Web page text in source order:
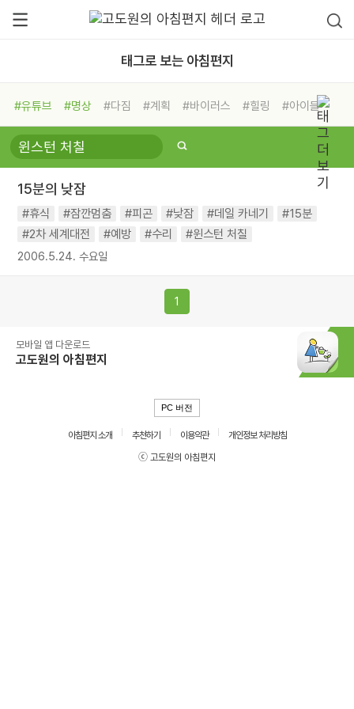
태그로 보는 아침편지
#유튜브 #명상 #다짐 #계획 #바이러스 #힐링
#아이들
#비전캠프
#독서캠프 #삶
#희망
#나눔 #친구 #링컨학교
#독서
#건강
15분의 낮잠
#휴식 #잠깐멈춤 #피곤 #낮잠 #데일 카네기
#15분
#2차 세계대전
#예방 #수리 #윈스턴 처칠
2006.5.24. 수요일
1
모바일 앱 다운로드
고도원의 아침편지
PC 버전
아침편지 소개 추천하기 이용약관
개인정보 처리방침
ⓒ 고도원의 아침편지